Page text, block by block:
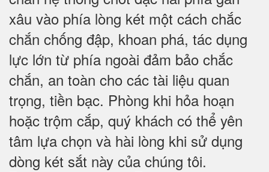
xâu vào phía lòng két một cách chắc
chắn chống đập, khoan phá, tác dụng
lực lớn từ phía ngoài đảm bảo chắc
chắn, an toàn cho các tài liệu quan
trọng, tiền bạc. Phòng khi hỏa hoạn
hoặc trộm cắp, quý khách có thể yên
tâm lựa chọn và hài lòng khi sử dụng
dòng két sắt này của chúng tôi.